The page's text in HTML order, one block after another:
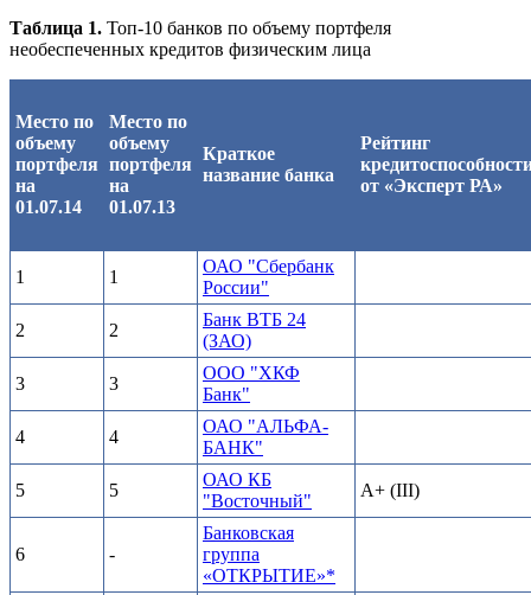
Таблица 1. Топ-10 банков по объему портфеля
необеспеченных кредитов физическим лица
Место по
объему
портфеля
на
01.07.14
Место по
объему
портфеля
на
01.07.13
Краткое
название банка
Рейтинг
от «Эксперт РА»
1 1
ОАО "Сбербанк
России"
2 2
Банк ВТБ 24
(ЗАО)
3 3
ООО "ХКФ
Банк"
4 4
ОАО "АЛЬФА-
БАНК"
5 5
ОАО КБ
"Восточный"
A+ (III)
6 -
Банковская
группа
«ОТКРЫТИЕ»*